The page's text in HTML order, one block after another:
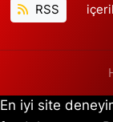
RSS
En iyi site